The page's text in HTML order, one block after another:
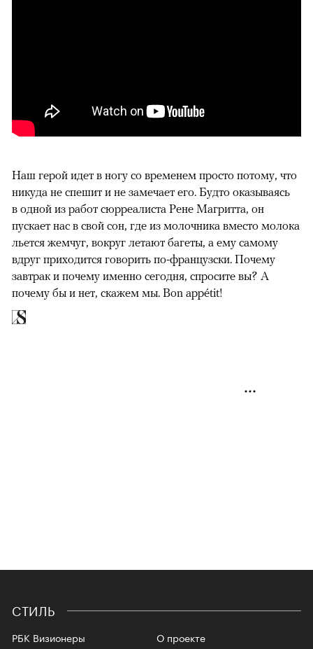
Наш герой идет в ногу со временем просто потому, что
никуда не спешит и не замечает его. Будто оказываясь
в одной из работ сюрреалиста Рене Магритта, он
пускает нас в свой сон, где из молочника вместо молока
льется жемчуг, вокруг летают багеты, а ему самому
вдруг приходится говорить по-французски. Почему
завтрак и почему именно сегодня, спросите вы? А
почему бы и нет, скажем мы. Bon appétit!
СТИЛЬ
РБК Визионеры
О проекте